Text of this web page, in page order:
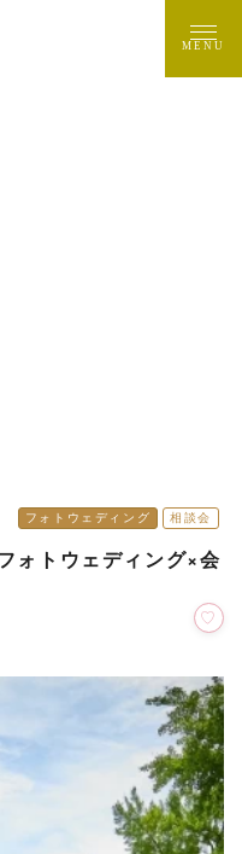
MENU
フォトウェディング 相談会
ォトウェディング×会